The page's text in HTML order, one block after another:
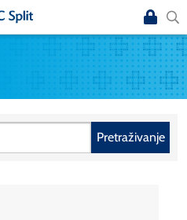
Pretraživanje